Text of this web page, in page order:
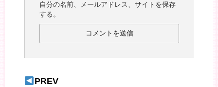
自分の名前、メールアドレス、サイトを保存
する。
PREV